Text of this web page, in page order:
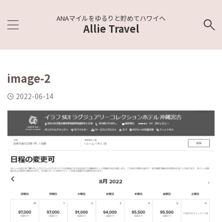
ANAマイルをゆるりと貯めてハワイへ
Allie Travel
image-2
2022-06-14